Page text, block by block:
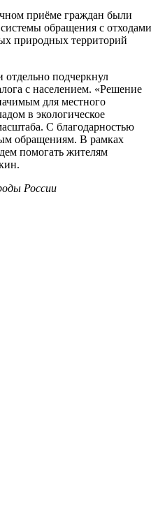
приёме граждан были
обращения с отходами
природных территорий
подчеркнул
с населением. «Решение
для местного
в экологическое
С благодарностью
обращениям. В рамках
помогать жителям
России